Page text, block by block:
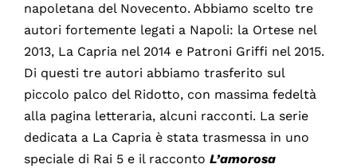
napoletana del Novecento. Abbiamo scelto tre
autori fortemente legati a Napoli: la Ortese nel
2013, La Capria nel 2014 e Patroni Griffi nel 2015.
Di questi tre autori abbiamo trasferito sul
piccolo palco del Ridotto, con massima fedeltà
alla pagina letteraria, alcuni racconti. La serie
dedicata a La Capria è stata trasmessa in uno
speciale di Rai 5 e il racconto L’amorosa